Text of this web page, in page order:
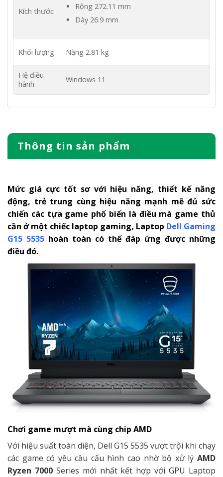
Thông tin sản phẩm
Mức giá cực tốt sơ với hiệu năng, thiết kế năng
động, trẻ trung cùng hiệu năng mạnh mẽ đủ sức
chiến các tựa game phổ biến là điều mà game thủ
cần ở một chiếc laptop gaming, Laptop Dell Gaming
G15 5535 hoàn toàn có thể đáp ứng được những
điều đó.
Chơi game mượt mà cùng chip AMD
Với hiệu suất toàn diện, Dell G15 5535 vượt trội khi chạy
các game có yêu cầu cấu hình cao nhờ bộ xử lý AMD
Ryzen 7000Series mới nhất kết hợp với GPU Laptop
Kích thước
Rộng 272.11 mm
Dày 26.9 mm
Khối lượng Nặng 2.81 kg
Hệ điều
hành
Windows 11